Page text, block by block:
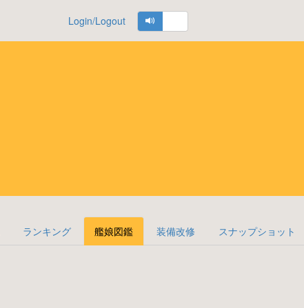
Login/Logout
ランキング 艦娘図鑑 装備改修 スナップショット